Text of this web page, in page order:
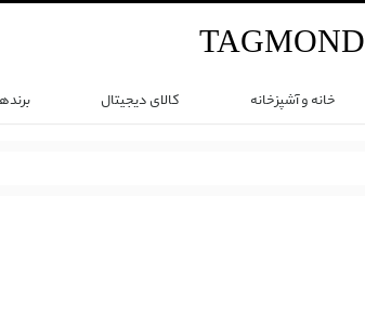
TAGMOND
خانه و آشپزخانه کالای دیجیتال